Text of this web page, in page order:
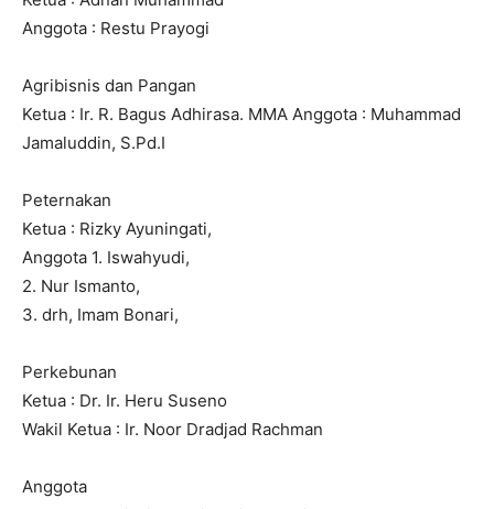
Anggota : Restu Prayogi
Agribisnis dan Pangan
Ketua : Ir. R. Bagus Adhirasa. MMA Anggota : Muhammad
Jamaluddin, S.Pd.I
Peternakan
Ketua : Rizky Ayuningati,
Anggota 1. Iswahyudi,
2. Nur Ismanto,
3. drh, Imam Bonari,
Perkebunan
Ketua : Dr. Ir. Heru Suseno
Wakil Ketua : Ir. Noor Dradjad Rachman
Anggota